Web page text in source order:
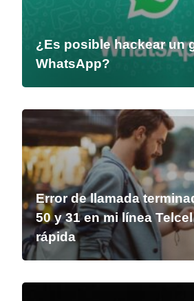
¿Es posible hackear un
WhatsApp?
Error de llamada
50 y 31 en mi línea
rápida